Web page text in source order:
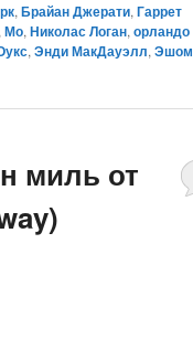
,Брайан Джерати,Гаррет
,Мо,Николас Логан,орландо
,Энди МакДауэлл,Эшом
миль от